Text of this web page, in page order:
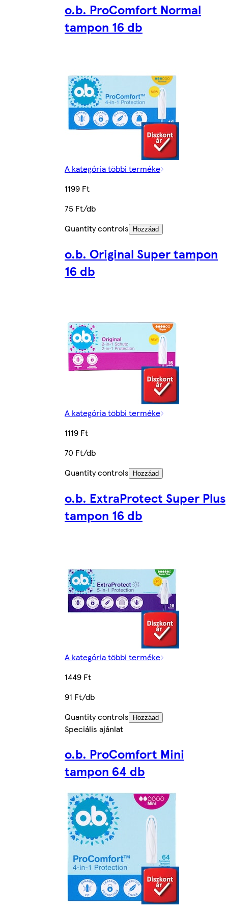
o.b. ProComfort Normal
tampon 16 db
A kategória többi terméke
1199 Ft
75 Ft/db
Quantity controls
Hozzáad
o.b. Original Super tampon
16 db
A kategória többi terméke
1119 Ft
70 Ft/db
Quantity controls
Hozzáad
o.b. ExtraProtect Super Plus
tampon 16 db
A kategória többi terméke
1449 Ft
91 Ft/db
Quantity controls
Hozzáad
Speciális ajánlat
o.b. ProComfort Mini
tampon 64 db